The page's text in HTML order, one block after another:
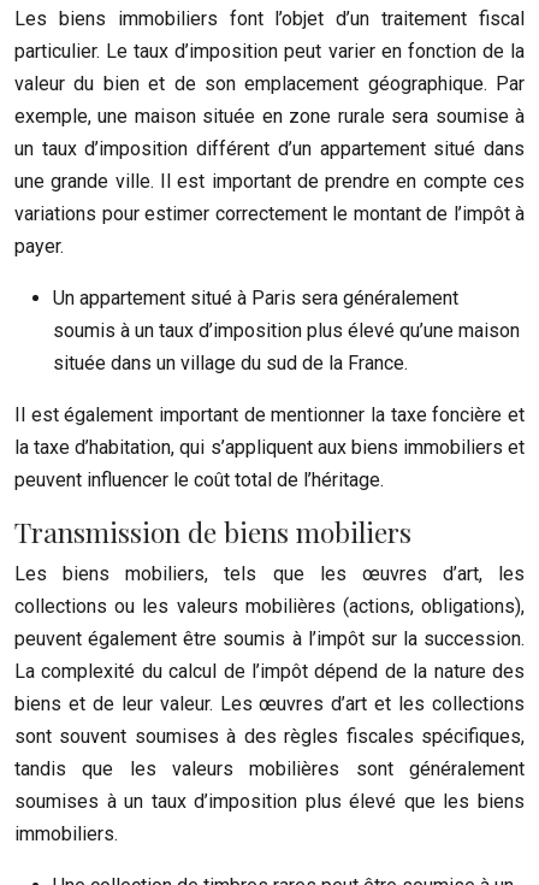
Les biens immobiliers font l’objet d’un traitement fiscal
particulier. Le taux d’imposition peut varier en fonction de la
valeur du bien et de son emplacement géographique. Par
exemple, une maison située en zone rurale sera soumise à
un taux d’imposition différent d’un appartement situé dans
une grande ville. Il est important de prendre en compte ces
variations pour estimer correctement le montant de l’impôt à
payer.
Un appartement situé à Paris sera généralement
soumis à un taux d’imposition plus élevé qu’une maison
située dans un village du sud de la France.
Il est également important de mentionner la taxe foncière et
la taxe d’habitation, qui s’appliquent aux biens immobiliers et
peuvent influencer le coût total de l’héritage.
Transmission de biens mobiliers
Les biens mobiliers, tels que les œuvres d’art, les
collections ou les valeurs mobilières (actions, obligations),
peuvent également être soumis à l’impôt sur la succession.
La complexité du calcul de l’impôt dépend de la nature des
biens et de leur valeur. Les œuvres d’art et les collections
sont souvent soumises à des règles fiscales spécifiques,
tandis que les valeurs mobilières sont généralement
soumises à un taux d’imposition plus élevé que les biens
immobiliers.